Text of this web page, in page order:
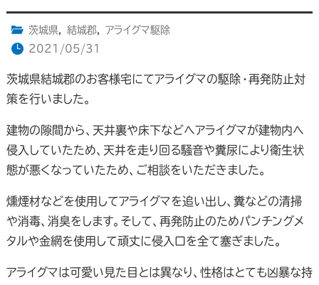
茨城県, 結城郡,
アライグマ駆除
2021/05/31
茨城県結城郡のお客様宅にてアライグマの駆除・再発防止対
策を行いました。
建物の隙間から、天井裏や床下などへアライグマが建物内へ
侵入していたため、天井を走り回る騒音や糞尿により衛生状
態が悪くなっていたため、ご相談をいただきました。
燻煙材などを使用してアライグマを追い出し、糞などの清掃
や消毒、消臭をします。そして、再発防止のためパンチングメ
タルや金網を使用して頑丈に侵入口を全て塞ぎました。
アライグマは可愛い見た目とは異なり、性格はとても凶暴な持